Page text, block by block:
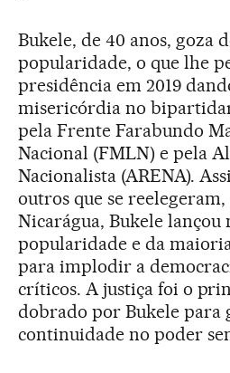
Bukele, de 40 anos, goza
popularidade, o que lhe
presidência em 2019
misericórdia no
pela Frente Farabundo
Nacional (FMLN) e pela
Nacionalista (ARENA).
outros que se
Nicarágua, Bukele lançou
popularidade e da
para implodir a
críticos. A justiça foi o
dobrado por Bukele para
continuidade no poder